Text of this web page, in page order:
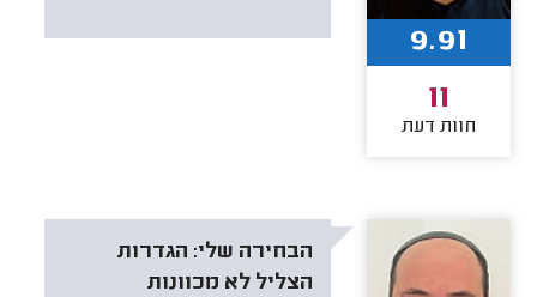
9.91
11
חוות דעת
הבחירה שלי: הגדרות
הצליל לא מכוונות